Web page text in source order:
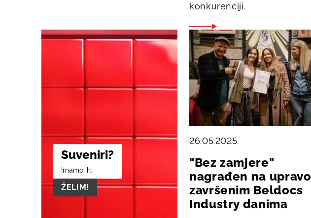
konkurenciji.
Suveniri?
Imamo ih:
ŽELIM!
26.05.2025.
"Bez zamjere"
nagrađen na upravo
završenim Beldocs
Industry danima